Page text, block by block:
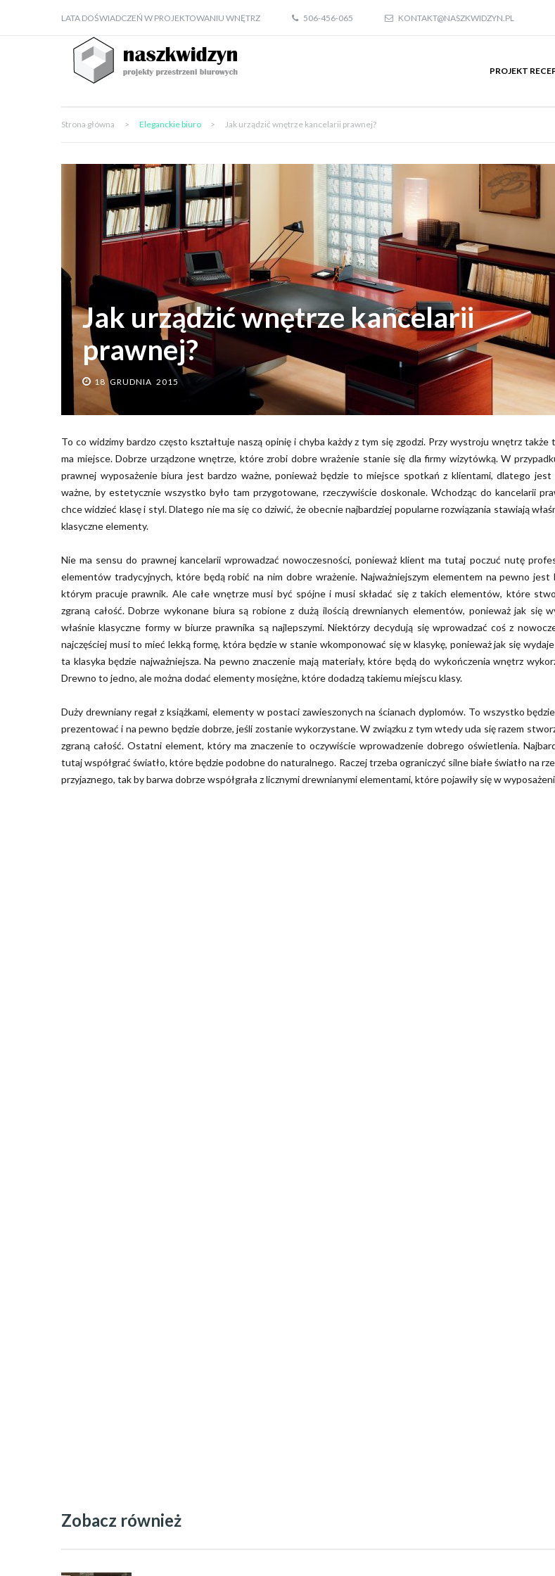
LATA DOŚWIADCZEŃ W PROJEKTOWANIU WNĘTRZ 506-456-065 KONTAKT@NASZKWIDZYN.PL
PROJEKT
Strona główna > Eleganckie biuro > Jak urządzić wnętrze kancelarii prawnej?
Jak urządzić wnętrze kancelarii
prawnej?
18 GRUDNIA 2015
To co widzimy bardzo często kształtuje naszą opinię i chyba każdy z tym się zgodzi. Przy wystroju wnętrz także
ma miejsce. Dobrze urządzone wnętrze, które zrobi dobre wrażenie stanie się dla firmy wizytówką. W
prawnej wyposażenie biura jest bardzo ważne, ponieważ będzie to miejsce spotkań z klientami, dlatego jest
ważne, by estetycznie wszystko było tam przygotowane, rzeczywiście doskonale. Wchodząc do kancelarii
chce widzieć klasę i styl. Dlatego nie ma się co dziwić, że obecnie najbardziej popularne rozwiązania stawiają
klasyczne elementy.
Nie ma sensu do prawnej kancelarii wprowadzać nowoczesności, ponieważ klient ma tutaj poczuć nutę
elementów tradycyjnych, które będą robić na nim dobre wrażenie. Najważniejszym elementem na pewno jest
którym pracuje prawnik. Ale całe wnętrze musi być spójne i musi składać się z takich elementów, które
zgraną całość. Dobrze wykonane biura są robione z dużą ilością drewnianych elementów, ponieważ jak się
właśnie klasyczne formy w biurze prawnika są najlepszymi. Niektórzy decydują się wprowadzać coś z
najczęściej musi to mieć lekką formę, która będzie w stanie wkomponować się w klasykę, ponieważ jak się
ta klasyka będzie najważniejsza. Na pewno znaczenie mają materiały, które będą do wykończenia wnętrz
Drewno to jedno, ale można dodać elementy mosiężne, które dodadzą takiemu miejscu klasy.
Duży drewniany regał z książkami, elementy w postaci zawieszonych na ścianach dyplomów. To wszystko
prezentować i na pewno będzie dobrze, jeśli zostanie wykorzystane. W związku z tym wtedy uda się razem
zgraną całość. Ostatni element, który ma znaczenie to oczywiście wprowadzenie dobrego oświetlenia.
tutaj współgrać światło, które będzie podobne do naturalnego. Raczej trzeba ograniczyć silne białe światło na
przyjaznego, tak by barwa dobrze współgrała z licznymi drewnianymi elementami, które pojawiły się w
Zobacz również